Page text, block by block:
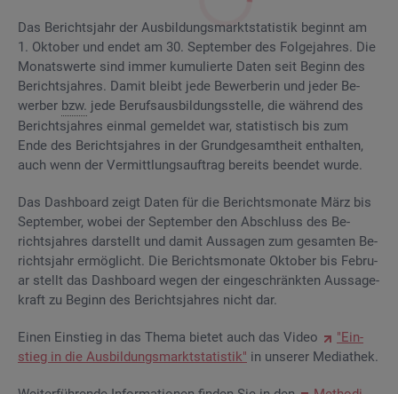
Das Be­richts­jahr der Aus­bil­dungs­markt­sta­tis­tik be­ginnt am
1. Ok­to­ber und endet am 30. Sep­tem­ber des Fol­ge­jah­res. Die
Mo­nats­wer­te sind immer ku­mu­lier­te Daten seit Be­ginn des
Be­richts­jah­res. Damit bleibt jede Be­wer­be­rin und jeder Be­
wer­ber bzw. jede Be­rufs­aus­bil­dungs­stel­le, die wäh­rend des
Be­richts­jah­res ein­mal ge­mel­det war, sta­tis­tisch bis zum
Ende des Be­richts­jah­res in der Grund­ge­samt­heit ent­hal­ten,
auch wenn der Ver­mitt­lungs­auf­trag be­reits be­en­det wurde.
Das Da­sh­board zeigt Daten für die Be­richts­mo­na­te März bis
Sep­tem­ber, wobei der Sep­tem­ber den Ab­schluss des Be­
richts­jah­res dar­stellt und damit Aus­sa­gen zum ge­sam­ten Be­
richts­jahr er­mög­licht. Die Be­richts­mo­na­te Ok­to­ber bis Fe­bru­
ar stellt das Da­sh­board wegen der ein­ge­schränk­ten Aus­sa­ge­
kraft zu Be­ginn des Be­richts­jah­res nicht dar.
Einen Ein­stieg in das Thema bie­tet auch das Video
"Ein­
stieg in die Aus­bil­dungs­markt­sta­tis­tik" in un­se­rer Me­dia­thek.